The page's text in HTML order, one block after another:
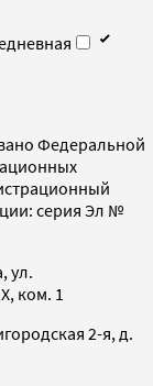
Федеральной
серия Эл №
ул.
ком. 1
2-я, д.